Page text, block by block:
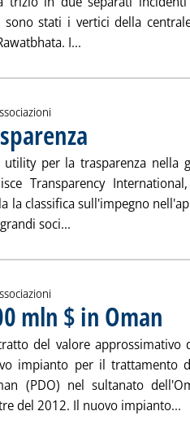
stati i vertici della
I...
per la trasparenza nella
Transparency
la classifica sull'impegno
soci...
mln $ in Oman
del valore
impianto per il trattamento
(PDO) nel sultanato
del 2012. Il nuovo impianto...